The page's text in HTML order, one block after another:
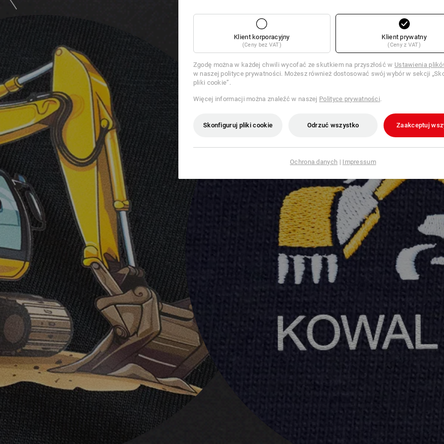
szybkie i
nieskomplikowane
Klient korporacyjny
(Ceny bez VAT)
Klient prywatny
(Ceny z VAT)
Zgodę można w każdej chwili wycofać ze skutkiem na przyszłość w Ustawienia
w naszej polityce prywatności. Możesz również dostosować swój wybór w sekcji
pliki cookie”.
Więcej informacji można znaleźć w naszej Polityce prywatności.
Skonfiguruj pliki cookie Odrzuć wszystko Zaakceptuj
Ochrona danych | Impressum